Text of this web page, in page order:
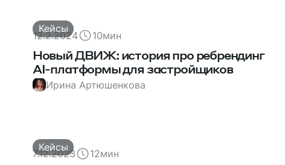
12.2.2024 10мин
Новый ДВИЖ: история про ребрендинг
AI-платформы для застройщиков
Ирина Артюшенкова
Кейсы
7.12.2023 12мин
Кейсы